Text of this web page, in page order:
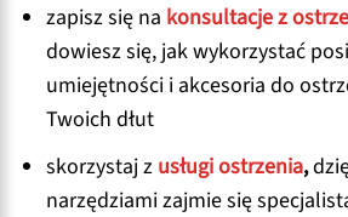
zapisz się na konsultacje z
dowiesz się, jak wykorzystać
umiejętności i akcesoria do
Twoich dłut
skorzystaj z usługi ostrzenia,
narzędziami zajmie się